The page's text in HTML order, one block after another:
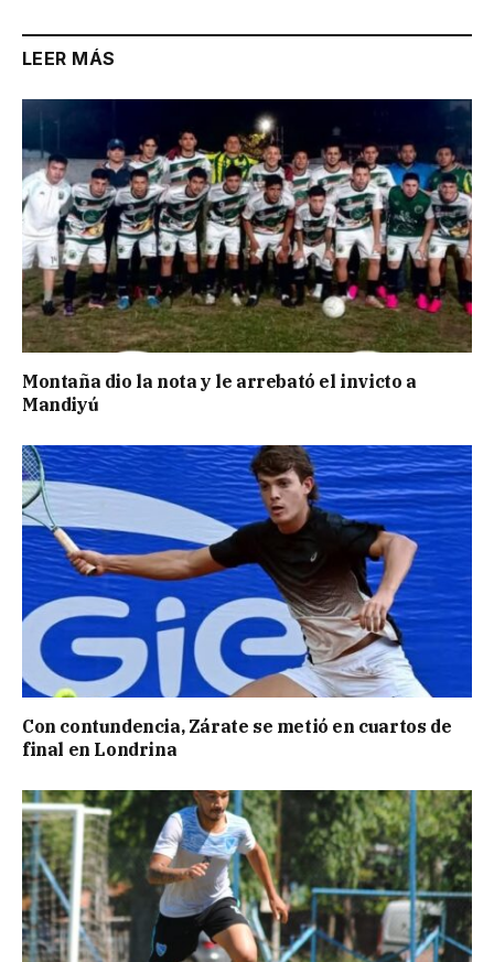
LEER MÁS
Montaña dio la nota y le arrebató el invicto a
Mandiyú
Con contundencia, Zárate se metió en cuartos de
final en Londrina